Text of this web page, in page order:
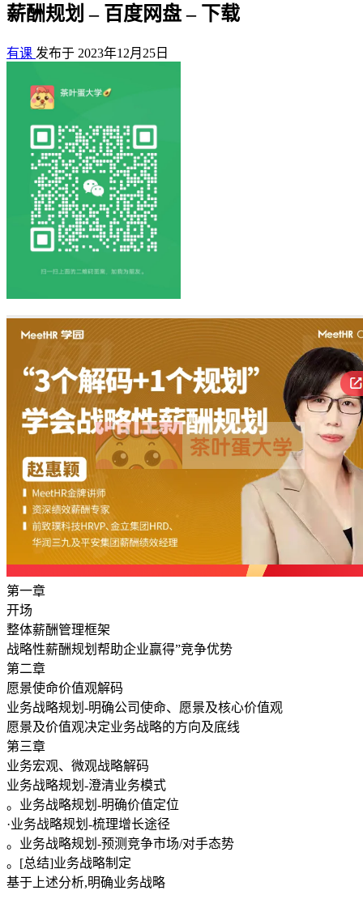
薪酬规划 – 百度网盘 – 下载
有课 发布于 2023年12月25日
第一章
开场
整体薪酬管理框架
战略性薪酬规划帮助企业赢得”竞争优势
第二章
愿景使命价值观解码
业务战略规划-明确公司使命、愿景及核心价值观
愿景及价值观决定业务战略的方向及底线
第三章
业务宏观、微观战略解码
业务战略规划-澄清业务模式
。业务战略规划-明确价值定位
·业务战略规划-梳理增长途径
。业务战略规划-预测竞争市场/对手态势
。[总结]业务战略制定
基于上述分析,明确业务战略